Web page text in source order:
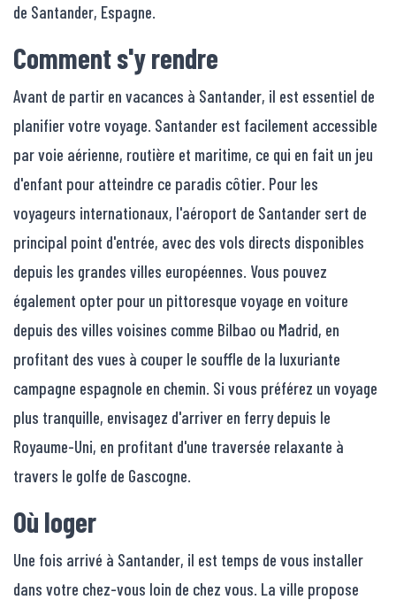
de Santander, Espagne.
Comment s'y rendre
Avant de partir en vacances à Santander, il est essentiel de
planifier votre voyage. Santander est facilement accessible
par voie aérienne, routière et maritime, ce qui en fait un jeu
d'enfant pour atteindre ce paradis côtier. Pour les
voyageurs internationaux, l'aéroport de Santander sert de
principal point d'entrée, avec des vols directs disponibles
depuis les grandes villes européennes. Vous pouvez
également opter pour un pittoresque voyage en voiture
depuis des villes voisines comme Bilbao ou Madrid, en
profitant des vues à couper le souffle de la luxuriante
campagne espagnole en chemin. Si vous préférez un voyage
plus tranquille, envisagez d'arriver en ferry depuis le
Royaume-Uni, en profitant d'une traversée relaxante à
travers le golfe de Gascogne.
Où loger
Une fois arrivé à Santander, il est temps de vous installer
dans votre chez-vous loin de chez vous. La ville propose